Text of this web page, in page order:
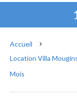
Accueil
Location Villa
Mois